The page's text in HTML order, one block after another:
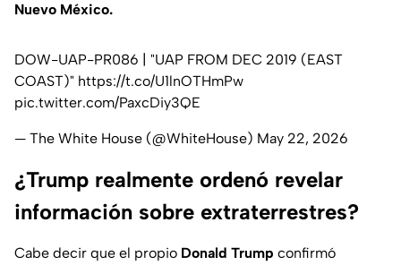
Nuevo México.
DOW-UAP-PR086 | "UAP FROM DEC 2019 (EAST
COAST)" https://t.co/U1lnOTHmPw
pic.twitter.com/PaxcDiy3QE
— The White House (@WhiteHouse) May 22, 2026
¿Trump realmente ordenó revelar
información sobre extraterrestres?
Cabe decir que el propio Donald Trump confirmó